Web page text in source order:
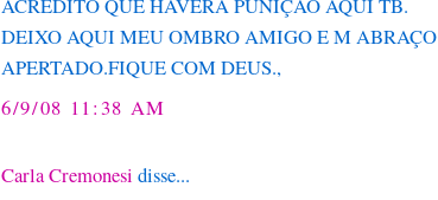
ACREDITO QUE HAVERÁ PUNIÇÃO AQUI TB.
DEIXO AQUI MEU OMBRO AMIGO E M ABRAÇO
APERTADO.FIQUE COM DEUS.,
6/9/08 11:38 AM
Carla Cremonesi disse...